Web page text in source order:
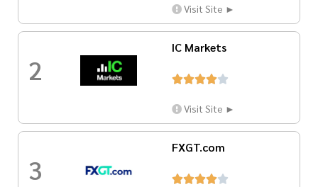
Visit Site ►
2
IC Markets

Visit Site ►
3
FXGT.com
